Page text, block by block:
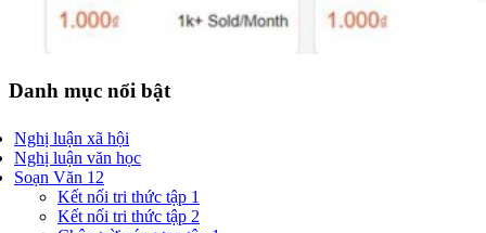
Danh mục nổi bật
Nghị luận xã hội
Nghị luận văn học
Soạn Văn 12
Kết nối tri thức tập 1
Kết nối tri thức tập 2